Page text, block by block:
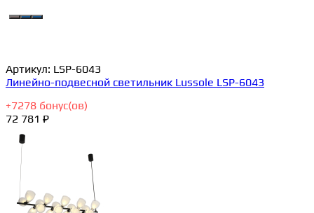
Артикул: LSP-6043
Линейно-подвесной светильник Lussole LSP-6043
+7278 бонус(ов)
72 781 ₽